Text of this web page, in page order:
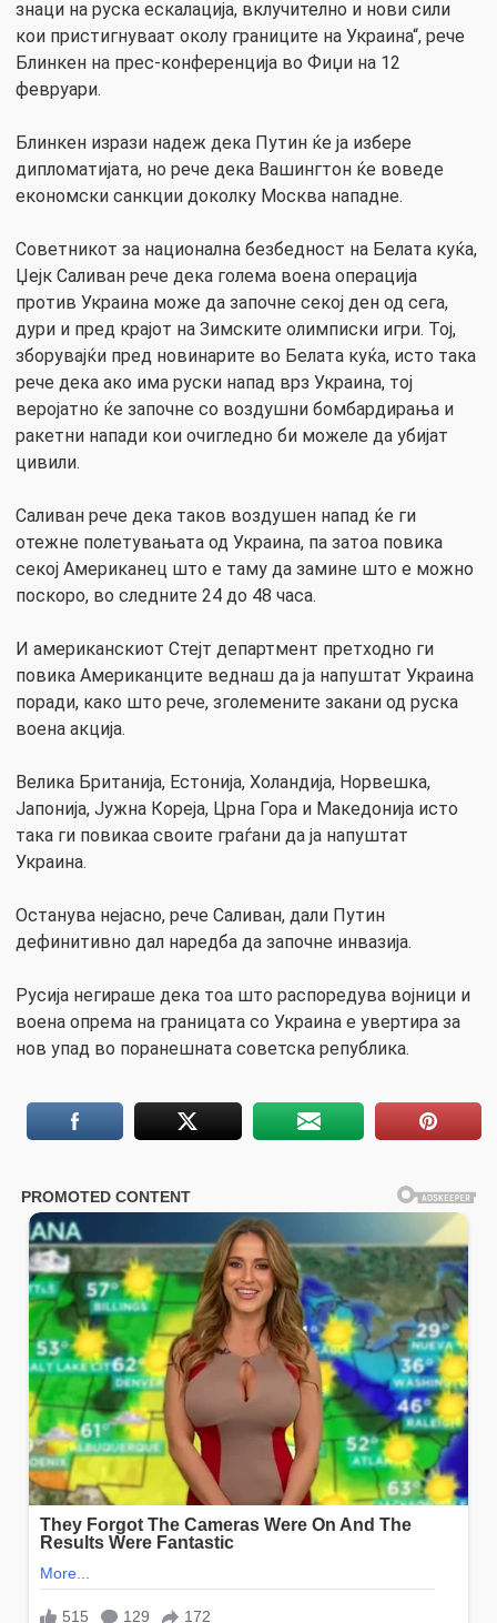
знаци на руска ескалација, вклучително и нови сили
кои пристигнуваат околу границите на Украина“, рече
Блинкен на прес-конференција во Фиџи на 12
февруари.
Блинкен изрази надеж дека Путин ќе ја избере
дипломатијата, но рече дека Вашингтон ќе воведе
економски санкции доколку Москва нападне.
Советникот за национална безбедност на Белата куќа,
Џејк Саливан рече дека голема воена операција
против Украина може да започне секој ден од сега,
дури и пред крајот на Зимските олимписки игри. Тој,
зборувајќи пред новинарите во Белата куќа, исто така
рече дека ако има руски напад врз Украина, тој
веројатно ќе започне со воздушни бомбардирања и
ракетни напади кои очигледно би можеле да убијат
цивили.
Саливан рече дека таков воздушен напад ќе ги
отежне полетувањата од Украина, па затоа повика
секој Американец што е таму да замине што е можно
поскоро, во следните 24 до 48 часа.
И американскиот Стејт департмент претходно ги
повика Американците веднаш да ја напуштат Украина
поради, како што рече, зголемените закани од руска
воена акција.
Велика Британија, Естонија, Холандија, Норвешка,
Јапонија, Јужна Кореја, Црна Гора и Македонија исто
така ги повикаа своите граѓани да ја напуштат
Украина.
Останува нејасно, рече Саливан, дали Путин
дефинитивно дал наредба да започне инвазија.
Русија негираше дека тоа што распоредува војници и
воена опрема на границата со Украина е увертира за
нов упад во поранешната советска република.